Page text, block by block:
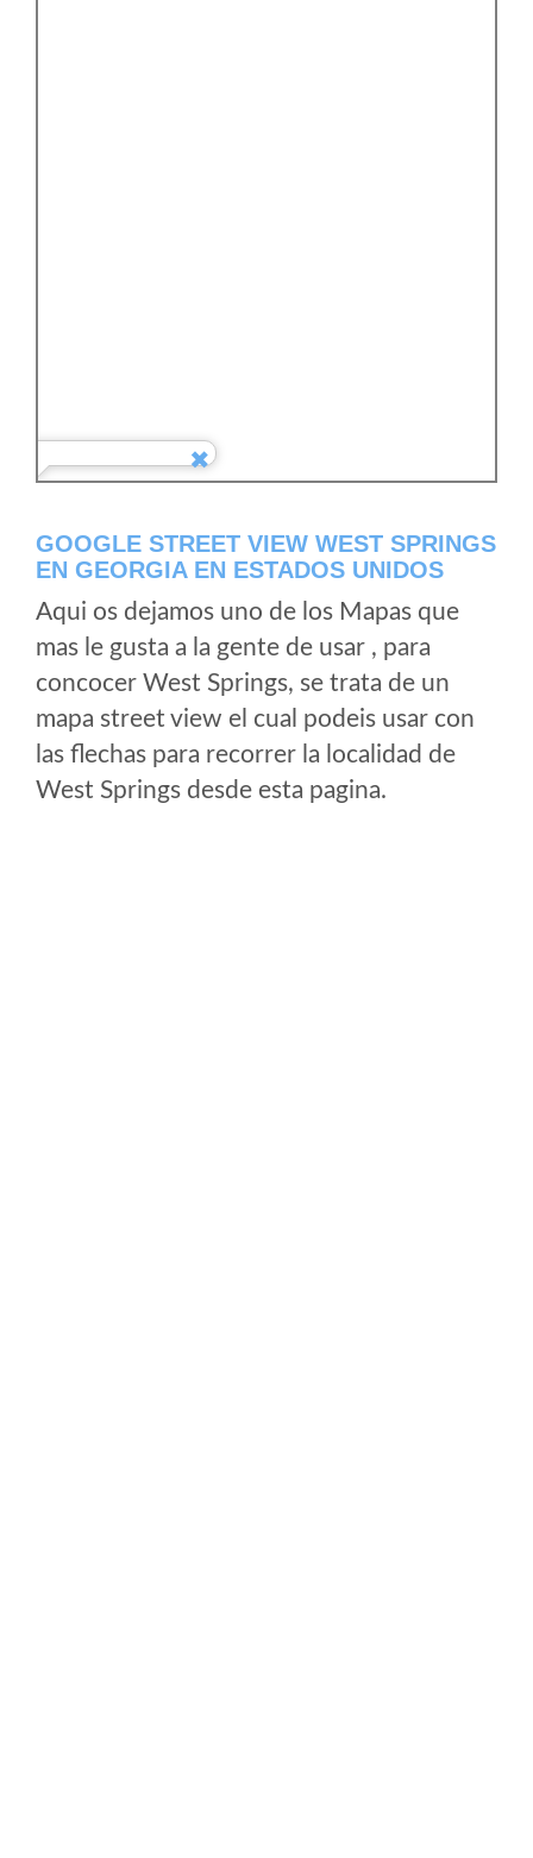
GOOGLE STREET VIEW WEST SPRINGS
EN GEORGIA EN ESTADOS UNIDOS
Aqui os dejamos uno de los Mapas que
mas le gusta a la gente de usar , para
concocer West Springs, se trata de un
mapa street view el cual podeis usar con
las flechas para recorrer la localidad de
West Springs desde esta pagina.